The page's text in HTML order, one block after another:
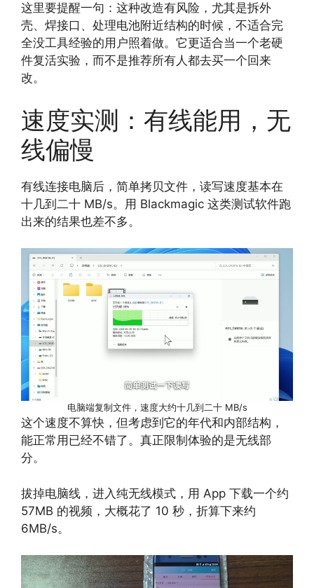
这里要提醒一句：这种改造有风险，尤其是拆外
壳、焊接口、处理电池附近结构的时候，不适合完
全没工具经验的用户照着做。它更适合当一个老硬
件复活实验，而不是推荐所有人都去买一个回来
改。
速度实测：有线能用，无
线偏慢
有线连接电脑后，简单拷贝文件，读写速度基本在
十几到二十 MB/s。用 Blackmagic 这类测试软件跑
出来的结果也差不多。
电脑端复制文件，速度大约十几到二十 MB/s
这个速度不算快，但考虑到它的年代和内部结构，
能正常用已经不错了。真正限制体验的是无线部
分。
拔掉电脑线，进入纯无线模式，用 App 下载一个约
57MB 的视频，大概花了 10 秒，折算下来约
6MB/s。